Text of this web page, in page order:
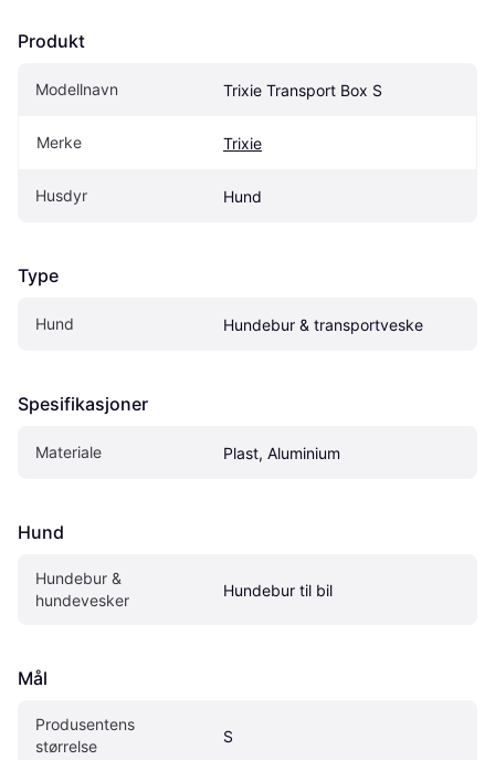
Produkt
Modellnavn Trixie Transport Box S
Merke Trixie
Husdyr Hund
Type
Hund Hundebur & transportveske
Spesifikasjoner
Materiale Plast, Aluminium
Hund
Hundebur &
hundevesker
Hundebur til bil
Mål
Produsentens
størrelse
S